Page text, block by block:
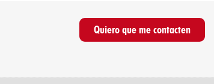
Quiero que me contacten